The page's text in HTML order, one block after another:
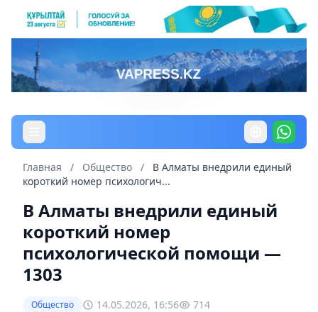
Главная / Общество /
В Алматы внедрили единый
короткий номер психологич...
В Алматы внедрили единый
короткий номер
психологической помощи —
1303
Общество 14.05.2026, 16:56 714